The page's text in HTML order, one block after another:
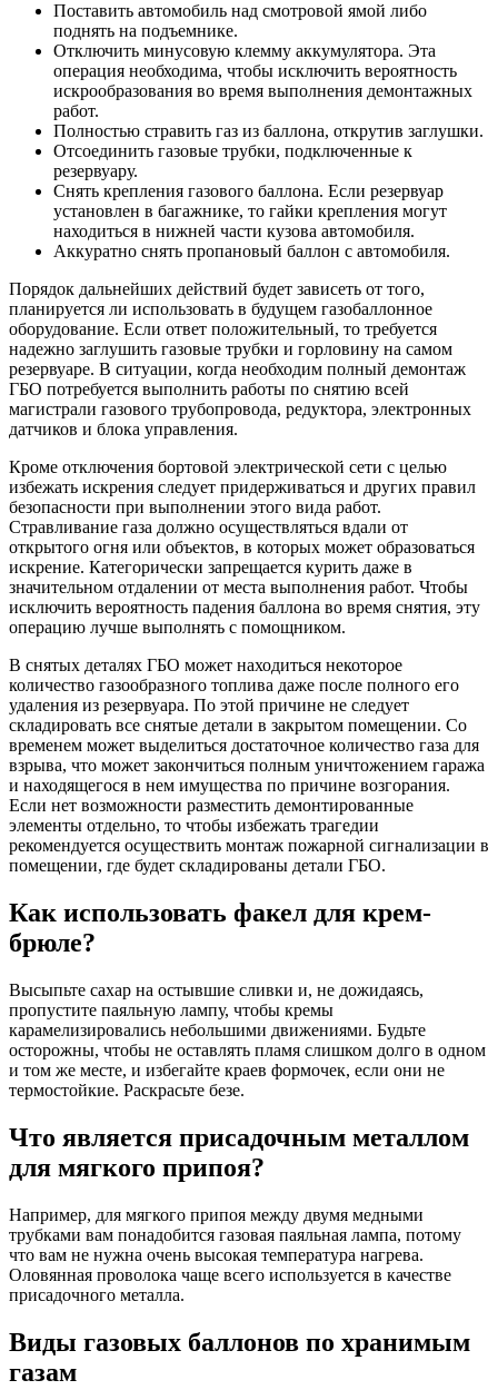
Поставить автомобиль над смотровой ямой либо
поднять на подъемнике.
Отключить минусовую клемму аккумулятора. Эта
операция необходима, чтобы исключить вероятность
искрообразования во время выполнения демонтажных
работ.
Полностью стравить газ из баллона, открутив заглушки.
Отсоединить газовые трубки, подключенные к
резервуару.
Снять крепления газового баллона. Если резервуар
установлен в багажнике, то гайки крепления могут
находиться в нижней части кузова автомобиля.
Аккуратно снять пропановый баллон с автомобиля.
Порядок дальнейших действий будет зависеть от того,
планируется ли использовать в будущем газобаллонное
оборудование. Если ответ положительный, то требуется
надежно заглушить газовые трубки и горловину на самом
резервуаре. В ситуации, когда необходим полный демонтаж
ГБО потребуется выполнить работы по снятию всей
магистрали газового трубопровода, редуктора, электронных
датчиков и блока управления.
Кроме отключения бортовой электрической сети с целью
избежать искрения следует придерживаться и других правил
безопасности при выполнении этого вида работ.
Стравливание газа должно осуществляться вдали от
открытого огня или объектов, в которых может образоваться
искрение. Категорически запрещается курить даже в
значительном отдалении от места выполнения работ. Чтобы
исключить вероятность падения баллона во время снятия, эту
операцию лучше выполнять с помощником.
В снятых деталях ГБО может находиться некоторое
количество газообразного топлива даже после полного его
удаления из резервуара. По этой причине не следует
складировать все снятые детали в закрытом помещении. Со
временем может выделиться достаточное количество газа для
взрыва, что может закончиться полным уничтожением гаража
и находящегося в нем имущества по причине возгорания.
Если нет возможности разместить демонтированные
элементы отдельно, то чтобы избежать трагедии
рекомендуется осуществить монтаж пожарной сигнализации в
помещении, где будет складированы детали ГБО.
Как использовать факел для крем-
брюле?
Высыпьте сахар на остывшие сливки и, не дожидаясь,
пропустите паяльную лампу, чтобы кремы
карамелизировались небольшими движениями. Будьте
осторожны, чтобы не оставлять пламя слишком долго в одном
и том же месте, и избегайте краев формочек, если они не
термостойкие. Раскрасьте безе.
Что является присадочным металлом
для мягкого припоя?
Например, для мягкого припоя между двумя медными
трубками вам понадобится газовая паяльная лампа, потому
что вам не нужна очень высокая температура нагрева.
Оловянная проволока чаще всего используется в качестве
присадочного металла.
Виды газовых баллонов по хранимым
газам